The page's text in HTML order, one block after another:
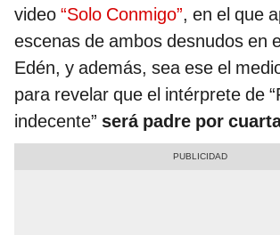
video “Solo Conmigo”, en el que
escenas de ambos desnudos en
Edén, y además, sea ese el
para revelar que el intérprete de
indecente” será padre por